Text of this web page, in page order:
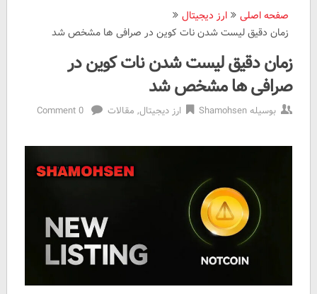
صفحه اصلی
ارز دیجیتال
زمان دقیق لیست شدن نات کوین در صرافی ها مشخص شد
زمان دقیق لیست شدن نات کوین در
صرافی ها مشخص شد
بوسیلهShamohsen ارز دیجیتال, مقالات 0 Comment